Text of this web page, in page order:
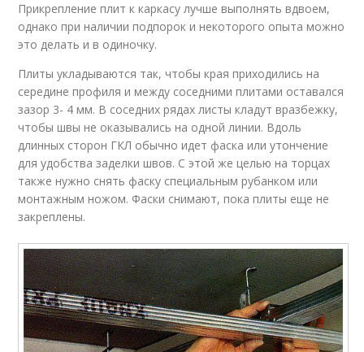
Прикрепление плит к каркасу лучше выполнять вдвоем,
однако при наличии подпорок и некоторого опыта можно
это делать и в одиночку.
Плиты укладываются так, чтобы края приходились на
середине профиля и между соседними плитами оставался
зазор 3- 4 мм. В соседних рядах листы кладут вразбежку,
чтобы швы не оказывались на одной линии. Вдоль
длинных сторон ГКЛ обычно идет фаска или утончение
для удобства заделки швов. С этой же целью на торцах
также нужно снять фаску специальным рубанком или
монтажным ножом. Фаски снимают, пока плиты еще не
закреплены.